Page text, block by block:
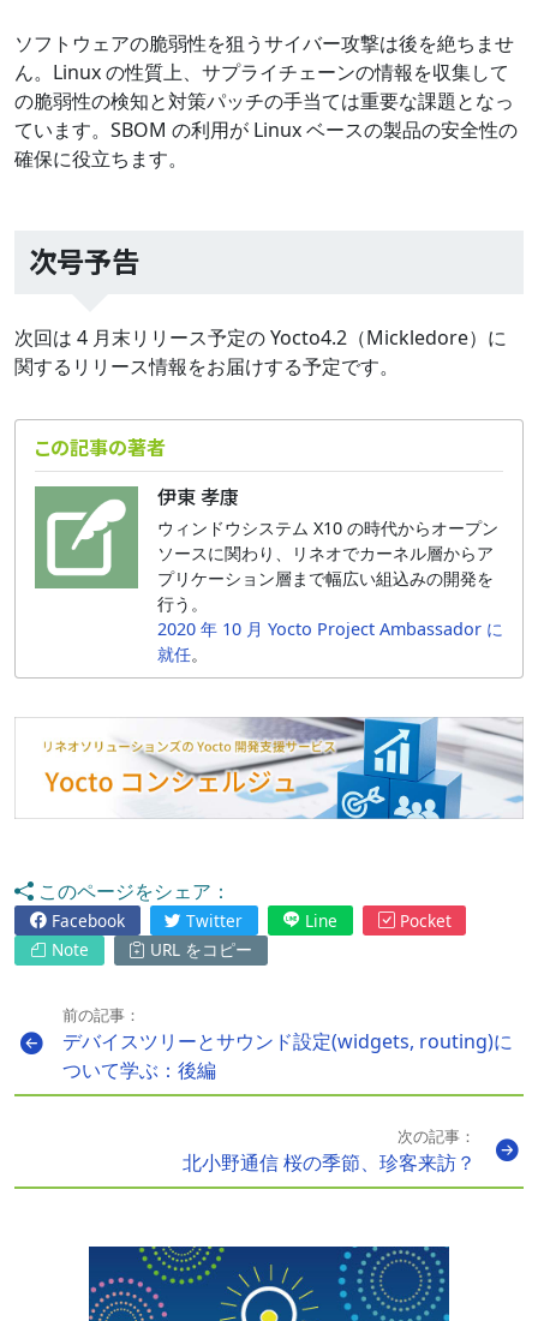
ソフトウェアの脆弱性を狙うサイバー攻撃は後を絶ちませ
ん。Linux の性質上、サプライチェーンの情報を収集して
の脆弱性の検知と対策パッチの手当ては重要な課題となっ
ています。SBOM の利用が Linux ベースの製品の安全性の
確保に役立ちます。
次号予告
次回は 4 月末リリース予定の Yocto4.2（Mickledore）に
関するリリース情報をお届けする予定です。
この記事の著者
伊東 孝康
ウィンドウシステム X10 の時代からオープン
ソースに関わり、リネオでカーネル層からア
プリケーション層まで幅広い組込みの開発を
行う。
2020 年 10 月 Yocto Project Ambassador に
就任。
このページをシェア：
Facebook Twitter Line
Pocket
Note
URL をコピー
前の記事：
デバイスツリーとサウンド設定(widgets, routing)に
ついて学ぶ：後編
次の記事：
北小野通信 桜の季節、珍客来訪？